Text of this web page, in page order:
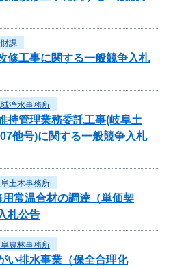
課
修工事に関する一般競争入札
浄水事務所
管理業務委託工事(岐阜土
他号)に関する一般競争入札
土木事務所
常温合材の調達（単価契
札公告
農林事務所
い排水事業（保全合理化